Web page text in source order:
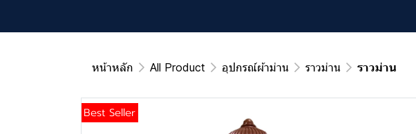
หน้าหลัก All Product อุปกรณ์ผ้าม่าน ราวม่าน ราวม่าน
Best Seller